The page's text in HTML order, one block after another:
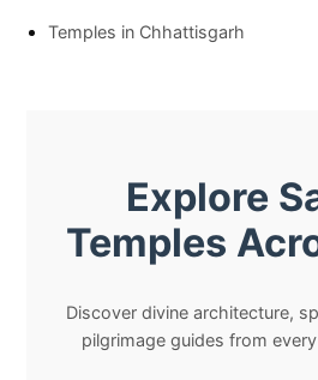
Temples in Chhattisgarh
Explore
Temples
Discover divine architecture,
pilgrimage guides from